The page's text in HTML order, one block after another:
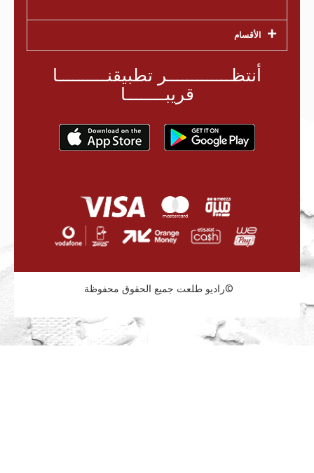
أنتظـــــــــــــر تطبيقنــــــــــا
قريبــــــــا
الأقسام
راديو طلعت جميع الحقوق محفوظة©